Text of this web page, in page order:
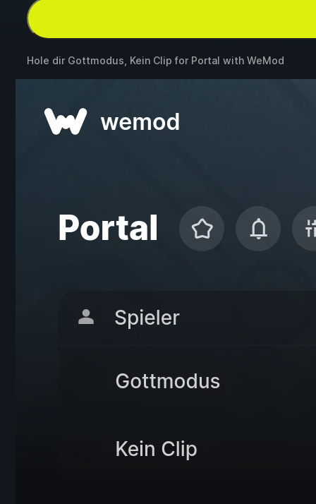
Hole dir Gottmodus, Kein Clip for Portal with WeMod